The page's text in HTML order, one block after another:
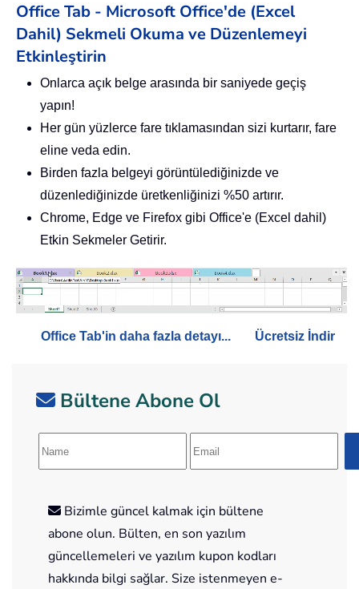
Office Tab - Microsoft Office'de (Excel
Dahil) Sekmeli Okuma ve Düzenlemeyi
Etkinleştirin
Onlarca açık belge arasında bir saniyede geçiş
yapın!
Her gün yüzlerce fare tıklamasından sizi kurtarır, fare
eline veda edin.
Birden fazla belgeyi görüntülediğinizde ve
düzenlediğinizde üretkenliğinizi %50 artırır.
Chrome, Edge ve Firefox gibi Office'e (Excel dahil)
Etkin Sekmeler Getirir.
Office Tab'in daha fazla detayı... Ücretsiz İndir
Bültene Abone Ol
Bizimle güncel kalmak için bültene
abone olun. Bülten, en son yazılım
güncellemeleri ve yazılım kupon kodları
hakkında bilgi sağlar. Size istenmeyen e-